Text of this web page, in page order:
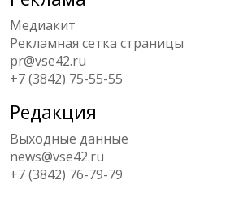
Медиакит
Рекламная сетка страницы
pr@vse42.ru
+7 (3842) 75-55-55
Редакция
Выходные данные
news@vse42.ru
+7 (3842) 76-79-79